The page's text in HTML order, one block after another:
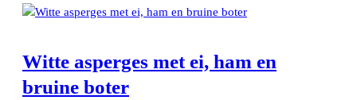
Witte asperges met ei, ham en
bruine boter